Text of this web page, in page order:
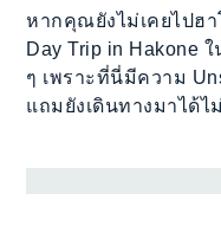
หากคุณยังไม่เคยไปฮา
Day Trip in Hakone
ๆ เพราะที่นี่มีความ
แถมยังเดินทางมาได้ไ